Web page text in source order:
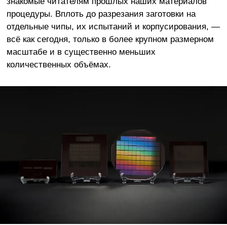
процедуры. Вплоть до разрезания заготовки на
отдельные чипы, их испытаний и корпусирования, —
всё как сегодня, только в более крупном размерном
масштабе и в существенно меньших
количественных объёмах.